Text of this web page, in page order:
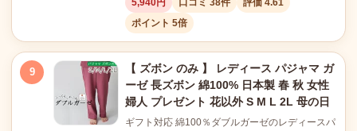
5,940円 口コミ 38件
評価 4.61
ポイント 5倍
9
【 ズボン のみ 】 レディース パジャマ ガ
ーゼ 長ズボン 綿100% 日本製 春 秋 女性
婦人 プレゼント 花以外 S M L 2L 母の日
ギフト対応 綿100％ダブルガーゼのレディースパ